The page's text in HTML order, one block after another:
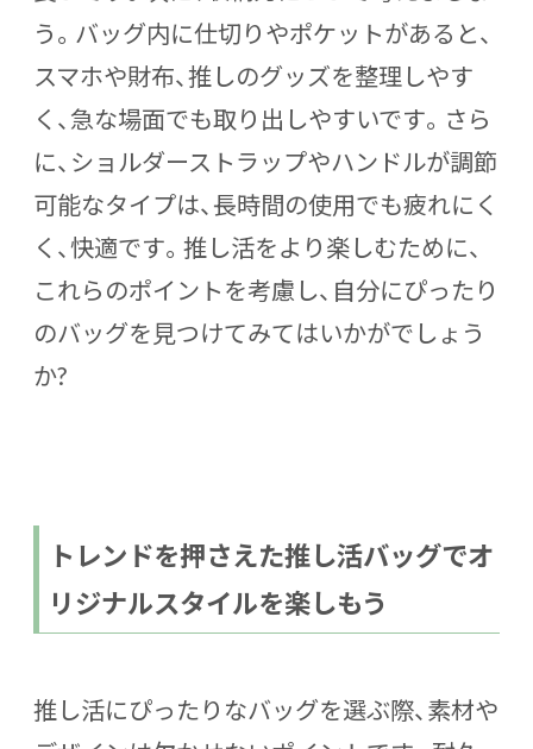
う。バッグ内に仕切りやポケットがあると、
スマホや財布、推しのグッズを整理しやす
く、急な場面でも取り出しやすいです。さら
に、ショルダーストラップやハンドルが調節
可能なタイプは、長時間の使用でも疲れにく
く、快適です。推し活をより楽しむために、
これらのポイントを考慮し、自分にぴったり
のバッグを見つけてみてはいかがでしょう
か?
トレンドを押さえた推し活バッグでオ
リジナルスタイルを楽しもう
推し活にぴったりなバッグを選ぶ際、素材や